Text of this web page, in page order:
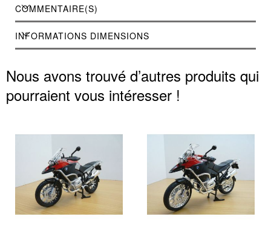
COMMENTAIRE(S)
INFORMATIONS DIMENSIONS
Nous avons trouvé d’autres produits qui
pourraient vous intéresser !